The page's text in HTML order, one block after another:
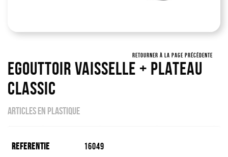
RETOURNER À LA PAGE PRÉCÉDENTE
Egouttoir Vaisselle + Plateau
Classic
ARTICLES EN PLASTIQUE
Referentie 16049